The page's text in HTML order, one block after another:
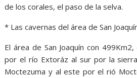
de los corales, el paso de la selva.
* Las cavernas del área de San
El área de San Joaquín con
por el río Extoráz al sur por la
Moctezuma y al este por el rió